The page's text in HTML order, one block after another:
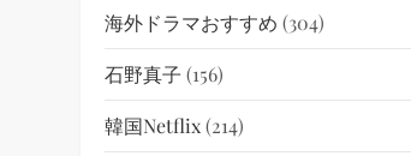
海外ドラマおすすめ (304)
石野真子 (156)
韓国netflix(214)